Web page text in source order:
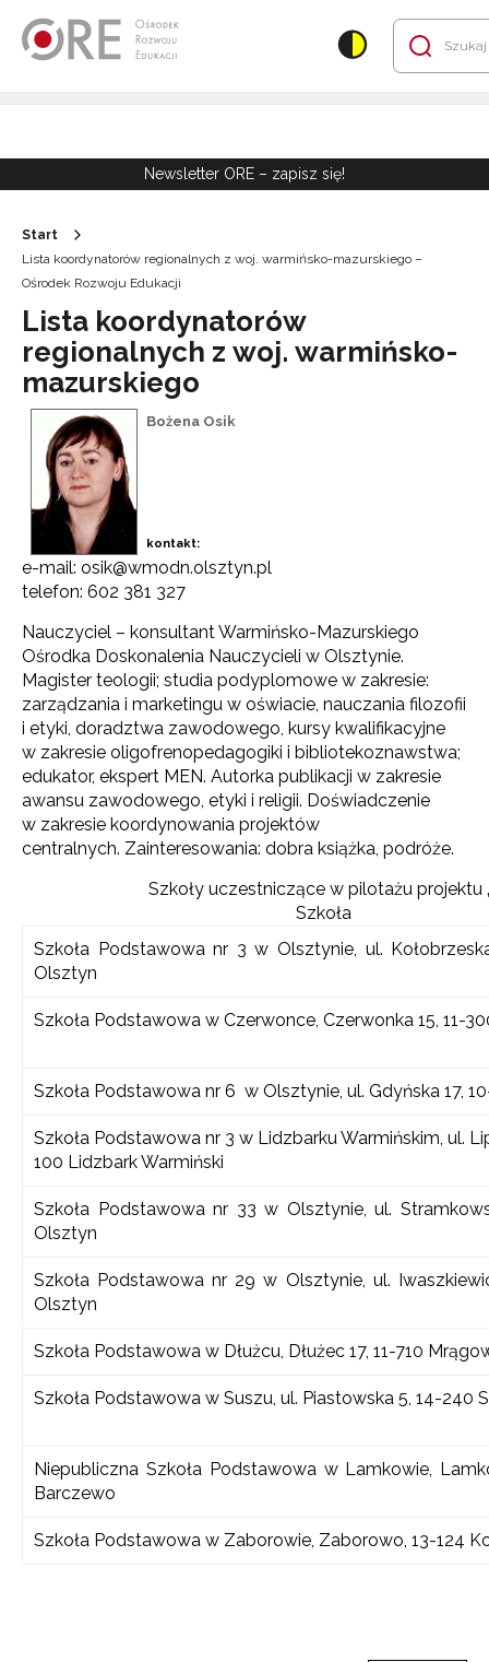
Newsletter ORE – zapisz się!
Start
Lista koordynatorów regionalnych z woj. warmińsko-mazurskiego –
Ośrodek Rozwoju Edukacji
Lista koordynatorów
regionalnych z woj. warmińsko-
mazurskiego
Bożena Osik
kontakt:
e-mail: osik@wmodn.olsztyn.pl
telefon: 602 381 327
Nauczyciel – konsultant Warmińsko-Mazurskiego
Ośrodka Doskonalenia Nauczycieli w Olsztynie.
Magister teologii; studia podyplomowe w zakresie:
zarządzania i marketingu w oświacie, nauczania filozofii
i etyki, doradztwa zawodowego, kursy kwalifikacyjne
w zakresie oligofrenopedagogiki i bibliotekoznawstwa;
edukator, ekspert MEN. Autorka publikacji w zakresie
awansu zawodowego, etyki i religii. Doświadczenie
w zakresie koordynowania projektów
centralnych. Zainteresowania: dobra książka, podróże.
Szkoły uczestniczące w pilotażu projektu
Szkoła
Szkoła Podstawowa nr 3 w Olsztynie, ul.
Olsztyn
Szkoła Podstawowa w Czerwonce, Czerwonka 15, 11-
Szkoła Podstawowa nr 6 w Olsztynie, ul. Gdyńska 17,
Szkoła Podstawowa nr 3 w Lidzbarku Warmińskim, ul.
100 Lidzbark Warmiński
Szkoła Podstawowa nr 33 w Olsztynie, ul.
Olsztyn
Szkoła Podstawowa nr 29 w Olsztynie, ul.
Olsztyn
Szkoła Podstawowa w Dłużcu, Dłużec 17, 11-710
Szkoła Podstawowa w Suszu, ul. Piastowska 5, 14-240
Niepubliczna Szkoła Podstawowa w Lamkowie,
Barczewo
Szkoła Podstawowa w Zaborowie, Zaborowo, 13-124